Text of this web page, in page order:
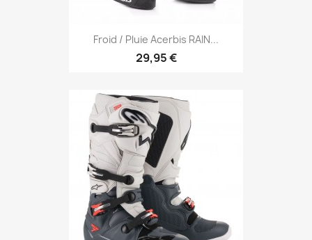
Froid / Pluie Acerbis RAIN...
29,95 €